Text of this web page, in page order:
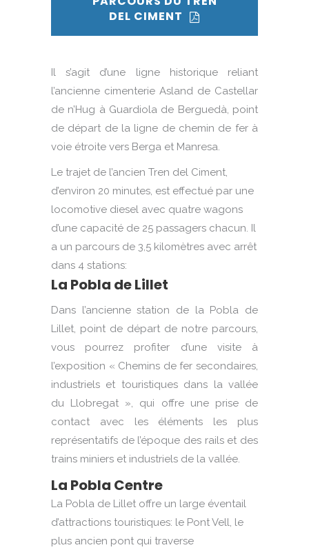
DEL CIMENT
Il s’agit d’une ligne historique reliant
l’ancienne cimenterie Asland de Castellar
de n’Hug à Guardiola de Berguedà, point
de départ de la ligne de chemin de fer à
voie étroite vers Berga et Manresa.
Le trajet de l’ancien Tren del Ciment,
d’environ 20 minutes, est effectué par une
locomotive diesel avec quatre wagons
d’une capacité de 25 passagers chacun. Il
a un parcours de 3,5 kilomètres avec arrêt
dans 4 stations:
La Pobla de Lillet
Dans l’ancienne station de la Pobla de
Lillet, point de départ de notre parcours,
vous pourrez profiter d’une visite à
l’exposition « Chemins de fer secondaires,
industriels et touristiques dans la vallée
du Llobregat », qui offre une prise de
contact avec les éléments les plus
représentatifs de l’époque des rails et des
trains miniers et industriels de la vallée.
La Pobla Centre
La Pobla de Lillet offre un large éventail
d’attractions touristiques: le Pont Vell, le
plus ancien pont qui traverse